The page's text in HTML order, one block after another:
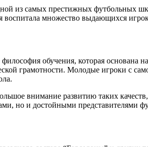
из самых престижных футбольных
множество выдающихся
философия обучения, которая
грамотности. Молодые игроки с
внимание развитию таких
но и достойными представителями